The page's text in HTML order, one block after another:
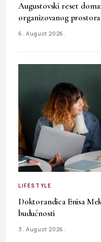
Augustovski reset
organizovanog prostora
6. August 2026.
LIFESTYLE
Doktorandica Enisa
budućnosti
3. August 2026.